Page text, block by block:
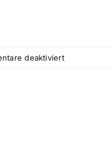
deaktiviertfür